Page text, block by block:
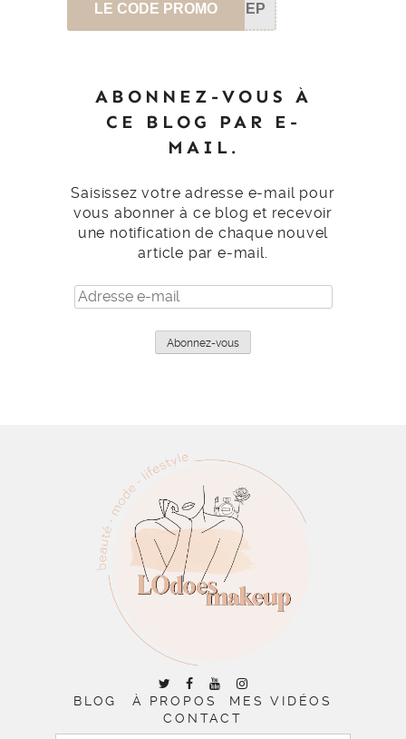
LE CODE PROMO SEP
ABONNEZ-VOUS À
CE BLOG PAR E-
MAIL.
Saisissez votre adresse e-mail pour
vous abonner à ce blog et recevoir
une notification de chaque nouvel
article par e-mail.
Adresse
e-
Abonnez-vous
BLOG À PROPOS
MES VIDÉOS
CONTACT